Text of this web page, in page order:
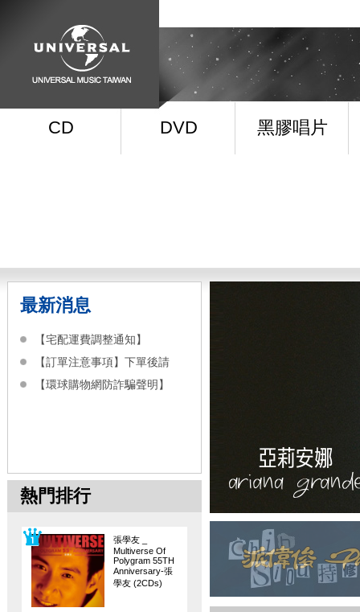
CD DVD 黑膠唱片
最新消息
【宅配運費調整通知】
【訂單注意事項】下單後請
【環球購物網防詐騙聲明】
熱門排行
張學友 _
Multiverse Of
Polygram 55TH
Anniversary-張
學友 (2CDs)